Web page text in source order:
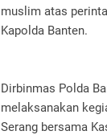
muslim atas
Kapolda Banten.
Dirbinmas Polda
melaksanakan
Serang bersama